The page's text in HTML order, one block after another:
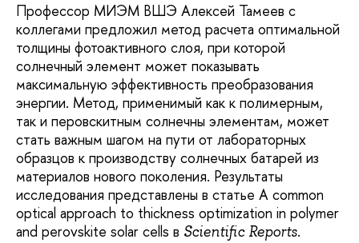
Профессор МИЭМ ВШЭ Алексей Тамеев с
коллегами предложил метод расчета оптимальной
толщины фотоактивного слоя, при которой
солнечный элемент может показывать
максимальную эффективность преобразования
энергии. Метод, применимый как к полимерным,
так и перовскитным солнечны элементам, может
стать важным шагом на пути от лабораторных
образцов к производству солнечных батарей из
материалов нового поколения. Результаты
исследования представлены в статье A common
optical approach to thickness optimization in polymer
and perovskite solar cells в Scientific Reports.